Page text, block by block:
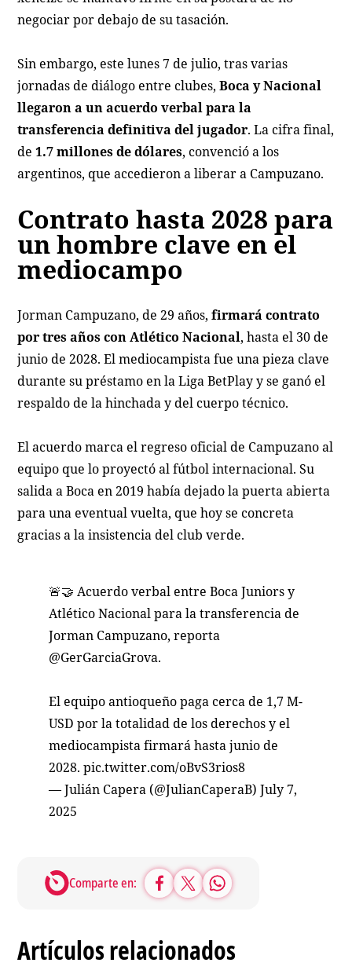
negociar por debajo de su tasación.
Sin embargo, este lunes 7 de julio, tras varias
jornadas de diálogo entre clubes,Boca y Nacional
llegaron a un acuerdo verbal para la
transferencia definitiva del jugador. La cifra final,
de1.7 millones de dólares, convenció a los
argentinos, que accedieron a liberar a Campuzano.
Contrato hasta 2028 para
un hombre clave en el
mediocampo
Jorman Campuzano, de 29 años,firmará contrato
por tres años con Atlético Nacional, hasta el 30 de
junio de 2028. El mediocampista fue una pieza clave
durante su préstamo en la Liga BetPlay y se ganó el
respaldo de la hinchada y del cuerpo técnico.
El acuerdo marca el regreso oficial de Campuzano al
equipo que lo proyectó al fútbol internacional. Su
salida a Boca en 2019 había dejado la puerta abierta
para una eventual vuelta, que hoy se concreta
gracias a la insistencia del club verde.
🚨🤝 Acuerdo verbal entre Boca Juniors y
Atlético Nacional para la transferencia de
Jorman Campuzano, reporta
@GerGarciaGrova.
El equipo antioqueño paga cerca de 1,7 M-
USD por la totalidad de los derechos y el
mediocampista firmará hasta junio de
2028.pic.twitter.com/oBvS3rios8
— Julián Capera (@JulianCaperaB)July 7,
2025
Comparte en:
Artículos relacionados